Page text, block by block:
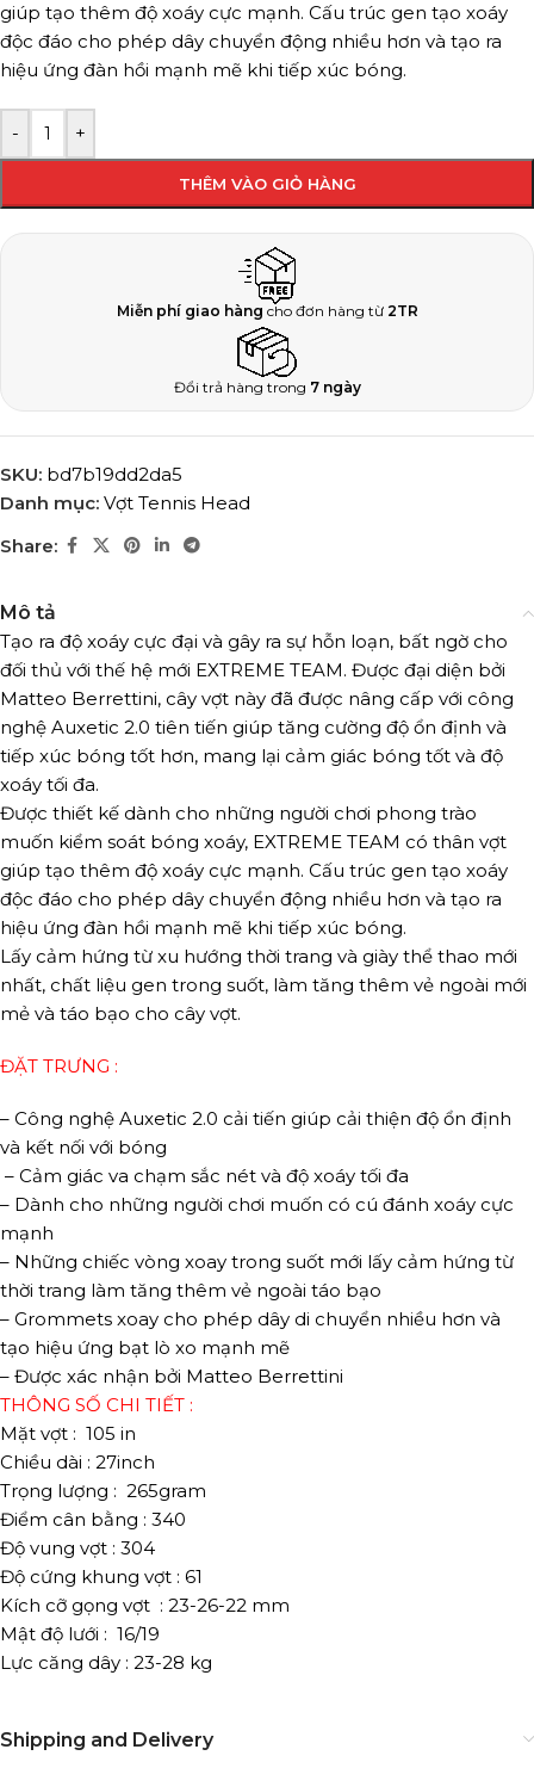
giúp tạo thêm độ xoáy cực mạnh. Cấu trúc gen tạo xoáy
độc đáo cho phép dây chuyển động nhiều hơn và tạo ra
hiệu ứng đàn hồi mạnh mẽ khi tiếp xúc bóng.
- +
THÊM VÀO GIỎ HÀNG
Miễn phí giao hàng cho đơn hàng từ 2TR
Đổi trả hàng trong 7 ngày
SKU: bd7b19dd2da5
Danh mục: Vợt Tennis Head
Share:
Mô tả
Tạo ra độ xoáy cực đại và gây ra sự hỗn loạn, bất ngờ cho
đối thủ với thế hệ mới EXTREME TEAM. Được đại diện bởi
Matteo Berrettini, cây vợt này đã được nâng cấp với công
nghệ Auxetic 2.0 tiên tiến giúp tăng cường độ ổn định và
tiếp xúc bóng tốt hơn, mang lại cảm giác bóng tốt và độ
xoáy tối đa.
Được thiết kế dành cho những người chơi phong trào
muốn kiểm soát bóng xoáy, EXTREME TEAM có thân vợt
giúp tạo thêm độ xoáy cực mạnh. Cấu trúc gen tạo xoáy
độc đáo cho phép dây chuyển động nhiều hơn và tạo ra
hiệu ứng đàn hồi mạnh mẽ khi tiếp xúc bóng.
Lấy cảm hứng từ xu hướng thời trang và giày thể thao mới
nhất, chất liệu gen trong suốt, làm tăng thêm vẻ ngoài mới
mẻ và táo bạo cho cây vợt.
ĐẶT TRƯNG :
– Công nghệ Auxetic 2.0 cải tiến giúp cải thiện độ ổn định
và kết nối với bóng
– Cảm giác va chạm sắc nét và độ xoáy tối đa
– Dành cho những người chơi muốn có cú đánh xoáy cực
mạnh
– Những chiếc vòng xoay trong suốt mới lấy cảm hứng từ
thời trang làm tăng thêm vẻ ngoài táo bạo
– Grommets xoay cho phép dây di chuyển nhiều hơn và
tạo hiệu ứng bạt lò xo mạnh mẽ
– Được xác nhận bởi Matteo Berrettini
THÔNG SỐ CHI TIẾT :
Mặt vợt : 105 in
Chiều dài : 27inch
Trọng lượng : 265gram
Điểm cân bằng : 340
Độ vung vợt : 304
Độ cứng khung vợt : 61
Kích cỡ gọng vợt : 23-26-22 mm
Mật độ lưới : 16/19
Lực căng dây : 23-28 kg
Shipping and Delivery